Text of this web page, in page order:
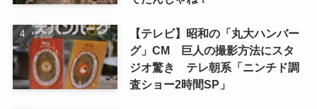
【テレビ】昭和の「丸大ハンバー
グ」CM 巨人の撮影方法にスタ
ジオ驚き テレ朝系「ニンチド調
査ショー2時間SP」